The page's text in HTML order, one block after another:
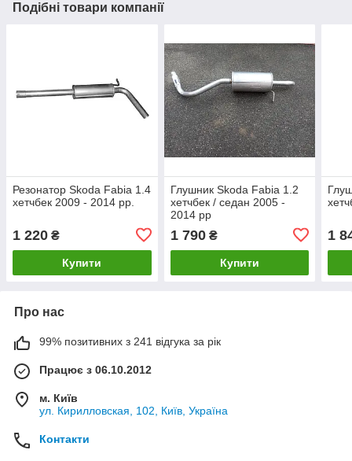
Подібні товари компанії
Резонатор Skoda Fabia 1.4
хетчбек 2009 - 2014 рр.
1 220 ₴
Купити
Глушник Skoda Fabia 1.2
хетчбек / седан 2005 -
2014 рр
1 790₴
Купити
1
Про нас
99% позитивних з 241 відгука за рік
Працює з 06.10.2012
м. Київ
ул. Кирилловская, 102, Київ, Україна
Контакти